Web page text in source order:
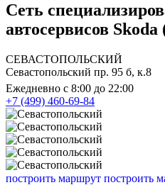
Сеть
автосервисов
СЕВАСТОПОЛЬСКИЙ
Севастопольский пр. 95 б, к.8
Ежедневно с 8:00 до 22:00
+7 (499) 460-69-84
построить маршрут построить